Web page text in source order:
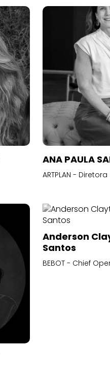
ANA PAULA
ARTPLAN -
Anderson
Santos
BEBOT - Chief